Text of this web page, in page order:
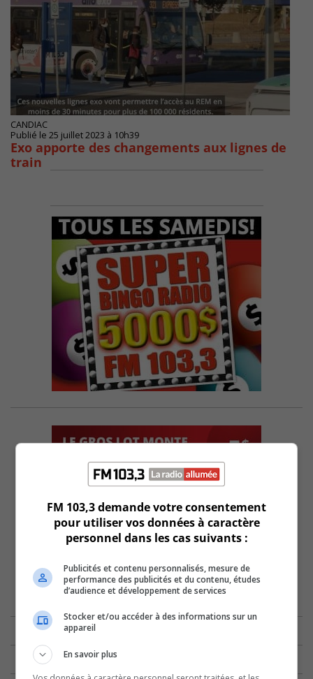
CANDIAC
Publié le 25 juillet 2023 à 10h39
Exo apporte des changements aux lignes de
train
FM 103,3 demande votre consentement
pour utiliser vos données à caractère
personnel dans les cas suivants :
Publicités et contenu personnalisés, mesure de
performance des publicités et du contenu, études
d’audience et développement de services
Stocker et/ou accéder à des informations sur un
appareil
En savoir plus